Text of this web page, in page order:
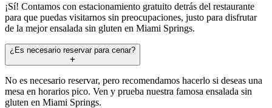
¡Sí! Contamos con estacionamiento gratuito detrás del restaurante
para que puedas visitarnos sin preocupaciones, justo para disfrutar
de la mejor ensalada sin gluten en Miami Springs.
¿Es necesario reservar para cenar?
No es necesario reservar, pero recomendamos hacerlo si deseas una
mesa en horarios pico. Ven y prueba nuestra famosa ensalada sin
gluten en Miami Springs.